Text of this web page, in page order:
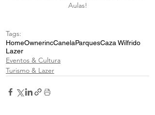
Aulas!
Tags:
HomeOwnerincCanelaParquesCaza Wilfrido
Lazer
Eventos & Cultura
Turismo & Lazer